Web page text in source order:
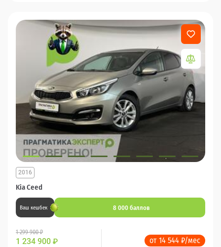
Kia Ceed
2016
Ваш кешбек 8 000 баллов
1 299 900 ₽
1 234 900 ₽ от 14 544 ₽/мес